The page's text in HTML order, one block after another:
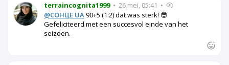
terraincognita1999 • 26 mei, 05:41 •
@СОНЦЕ UA90+5 (1:2) dat was sterk! 😎
Gefeliciteerd met een succesvol einde van het
seizoen.